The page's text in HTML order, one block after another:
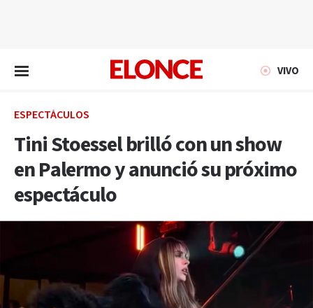
VIVO
ESPECTÁCULOS
Tini Stoessel brilló con un show
en Palermo y anunció su próximo
espectáculo